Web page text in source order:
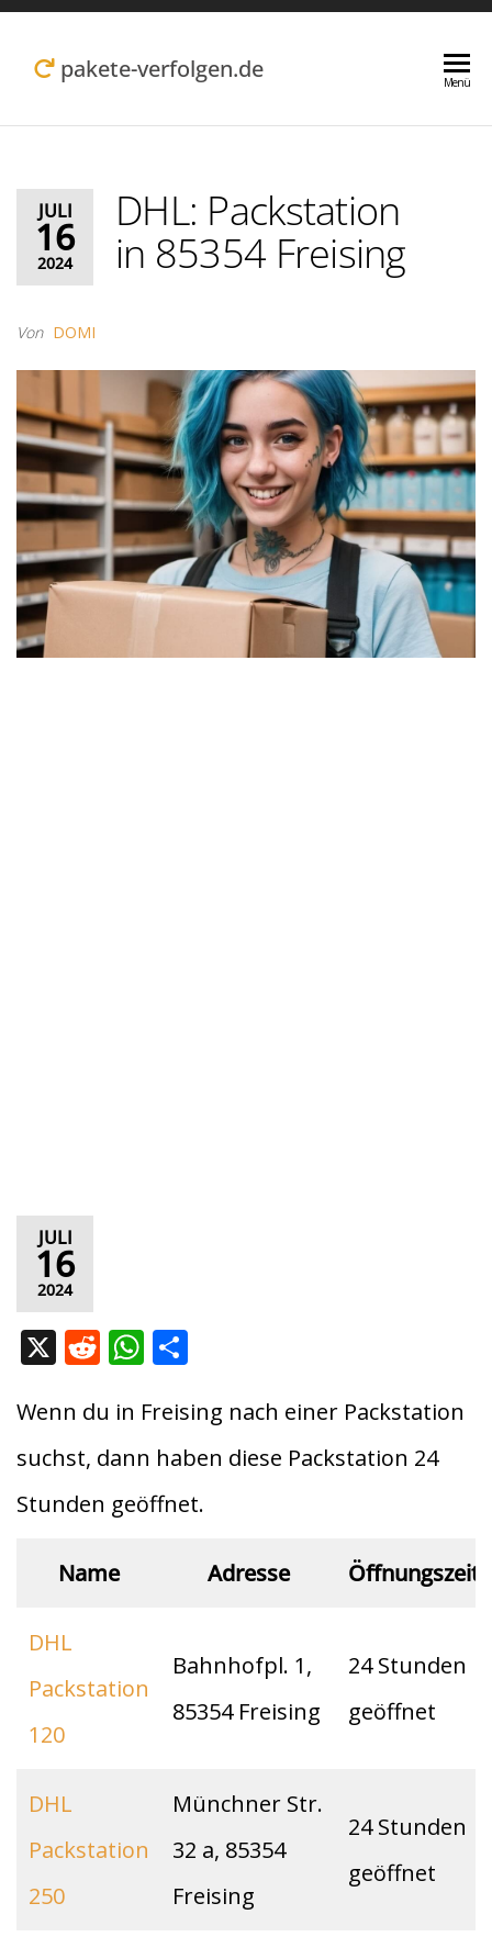
Zum
Inhalt pakete-verfolgen.de Menü
JULI
16
2024
DHL: Packstation
in 85354 Freising
Von DOMI
JULI
16
2024
X R
d
di
t
W
at
s
A
p
le
n
Wenn du in Freising nach einer Packstation
suchst, dann haben diese Packstation 24
Stunden geöffnet.
Name Adresse
DHL
Packstation
120
Bahnhofpl. 1,
85354 Freising
24 Stunden
geöffnet
DHL
Packstation
250
Münchner Str.
32 a, 85354
Freising
24 Stunden
geöffnet